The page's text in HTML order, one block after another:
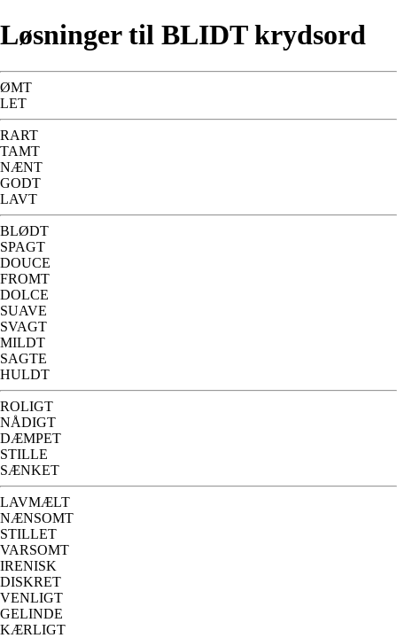
Løsninger til BLIDT krydsord
ØMT
LET
RART
TAMT
NÆNT
GODT
LAVT
BLØDT
SPAGT
DOUCE
FROMT
DOLCE
SUAVE
SVAGT
MILDT
SAGTE
HULDT
ROLIGT
NÅDIGT
DÆMPET
STILLE
SÆNKET
LAVMÆLT
NÆNSOMT
STILLET
VARSOMT
IRENISK
DISKRET
VENLIGT
GELINDE
KÆRLIGT